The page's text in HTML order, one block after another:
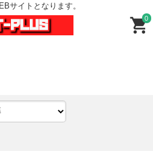
サイトとなります。
0